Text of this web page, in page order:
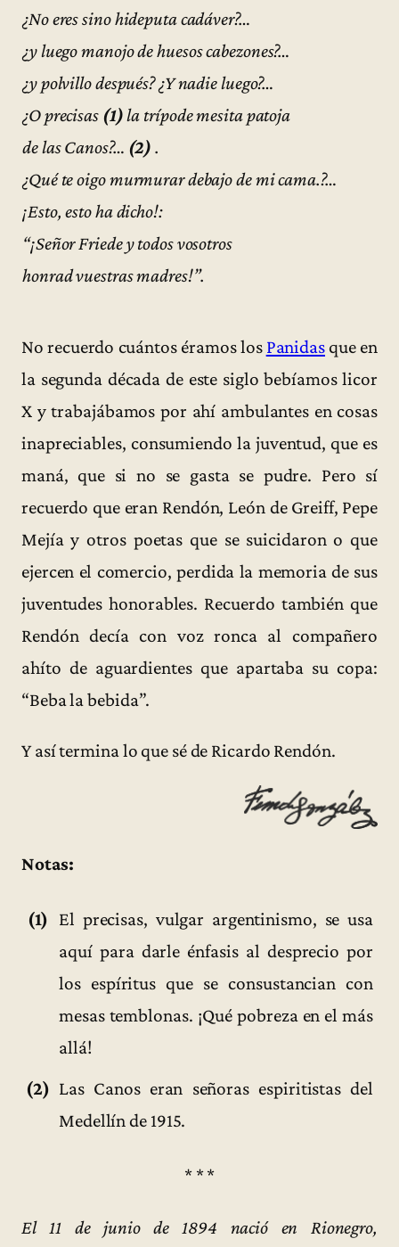
¿No eres sino hideputa cadáver?…
¿y luego manojo de huesos cabezones?…
¿y polvillo después? ¿Y nadie luego?…
¿O precisas (1)la trípode mesita patoja
de las Canos?… (2) .
¿Qué te oigo murmurar debajo de mi cama.?…
¡Esto, esto ha dicho!:
“¡Señor Friede y todos vosotros
honrad vuestras madres!”.
No recuerdo cuántos éramos los Panidasque en
la segunda década de este siglo bebíamos licor
X y trabajábamos por ahí ambulantes en cosas
inapreciables, consumiendo la juventud, que es
maná, que si no se gasta se pudre. Pero sí
recuerdo que eran Rendón, León de Greiff, Pepe
Mejía y otros poetas que se suicidaron o que
ejercen el comercio, perdida la memoria de sus
juventudes honorables. Recuerdo también que
Rendón decía con voz ronca al compañero
ahíto de aguardientes que apartaba su copa:
“Beba la bebida”.
Y así termina lo que sé de Ricardo Rendón.
Notas:
(1) El precisas, vulgar argentinismo, se usa
aquí para darle énfasis al desprecio por
los espíritus que se consustancian con
mesas temblonas. ¡Qué pobreza en el más
allá!
(2) Las Canos eran señoras espiritistas del
Medellín de 1915.
* * *
El 11 de junio de 1894 nació en Rionegro,